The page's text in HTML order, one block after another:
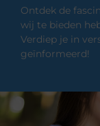
Ontdek de
wij te bieden
Verdiep je in
geïnformeerd!